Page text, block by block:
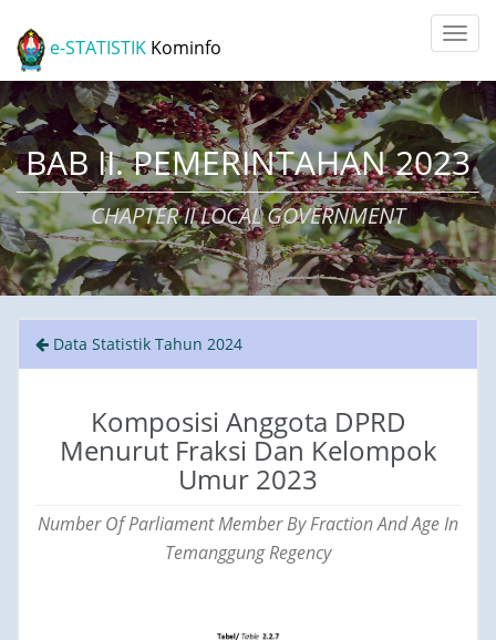
e-STATISTIK Kominfo
BAB II. PEMERINTAHAN 2023
CHAPTER II LOCAL GOVERNMENT
Data Statistik Tahun 2024
Komposisi Anggota DPRD
Menurut Fraksi Dan Kelompok
Umur 2023
Number Of Parliament Member By Fraction And Age In
Temanggung Regency